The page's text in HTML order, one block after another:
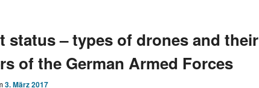
status – types of drones and their
of the German Armed Forces
3. März 2017